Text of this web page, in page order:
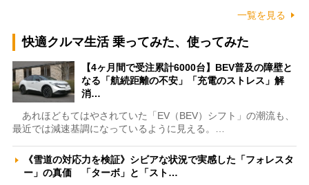
一覧を見る
快適クルマ生活 乗ってみた、使ってみた
【4ヶ月間で受注累計6000台】BEV普及の障壁と
なる「航続距離の不安」「充電のストレス」解
消…
あれほどもてはやされていた「EV（BEV）シフト」の潮流も、
最近では減速基調になっているように見える。…
《雪道の対応力を検証》シビアな状況で実感した「フォレスタ
ー」の真価 「ターボ」と「スト…